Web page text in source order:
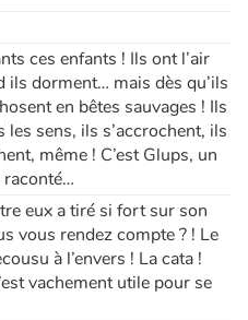
ces enfants ! Ils ont l’air
dorment… mais dès qu’ils
en bêtes sauvages ! Ils
sens, ils s’accrochent, ils
même ! C’est Glups, un
raconté…
eux a tiré si fort sur son
vous rendez compte ? ! Le
à l’envers ! La cata !
vachement utile pour se